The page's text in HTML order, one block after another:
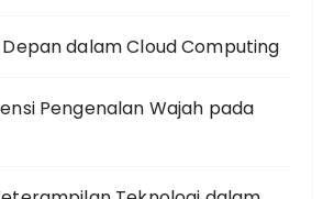
Depan dalam Cloud Computing
Pengenalan Wajah pada